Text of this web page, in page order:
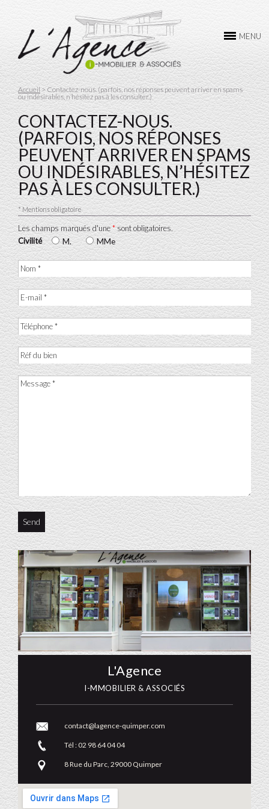
MENU
Accueil > Contactez-nous. (parfois, nos réponses peuvent arriver en spams
ou indésirables, n’hésitez pas à les consulter.)
CONTACTEZ-NOUS.
(PARFOIS, NOS RÉPONSES
PEUVENT ARRIVER EN SPAMS
OU INDÉSIRABLES, N’HÉSITEZ
PAS À LES CONSULTER.)
* Mentions obligatoire
Les champs marqués d'une*sont obligatoires.
Civilité
M. MMe
L'Agence
I-MMOBILIER & ASSOCIÉS
contact@lagence-quimper.com
Tél : 02 98 64 04 04
8 Rue du Parc, 29000 Quimper
L’AGENCE
ACHAT
VENTE
LOCATION
GESTION
CONTACTEZ-NOUS